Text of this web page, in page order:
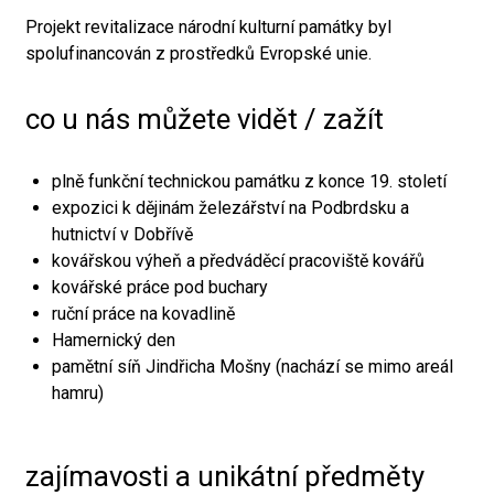
Projekt revitalizace národní kulturní památky byl
spolufinancován z prostředků Evropské unie.
co u nás můžete vidět / zažít
plně funkční technickou památku z konce 19. století
expozici k dějinám železářství na Podbrdsku a
hutnictví v Dobřívě
kovářskou výheň a předváděcí pracoviště kovářů
kovářské práce pod buchary
ruční práce na kovadlině
Hamernický den
pamětní síň Jindřicha Mošny (nachází se mimo areál
hamru)
zajímavosti a unikátní předměty